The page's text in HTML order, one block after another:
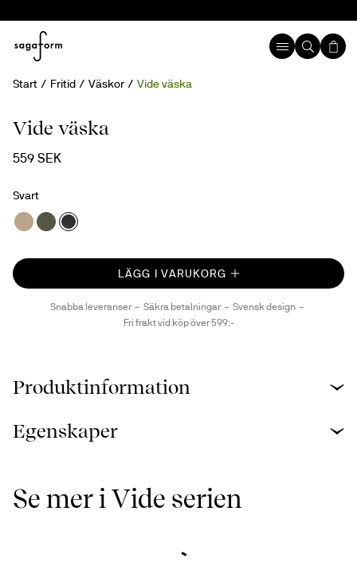
Start Fritid Väskor Vide väska
Nyhet rPET
Vide väska
559 SEK
Svart
LÄGG I VARUKORG
Snabba leveranser Säkra betalningar
Svensk design
Fri frakt vid köp över 599:-
Produktinformation
Egenskaper
Se mer i Vide serien